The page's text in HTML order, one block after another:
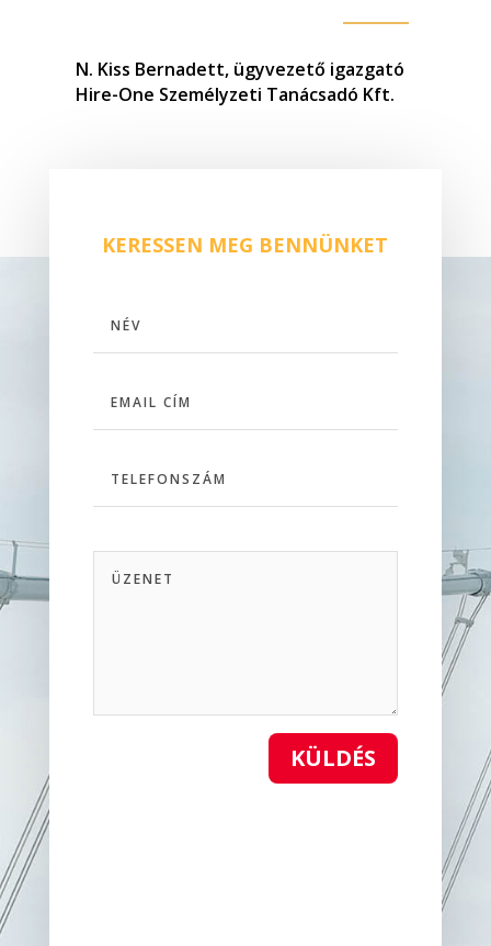
N. Kiss Bernadett, ügyvezető igazgató
Hire-One Személyzeti Tanácsadó Kft.
KERESSEN MEG BENNÜNKET
KÜLDÉS